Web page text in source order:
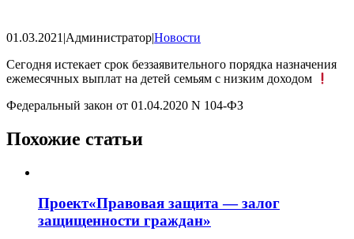
01.03.2021 |Администратор|Новости
Сегодня истекает срок беззаявительного порядка назначения
ежемесячных выплат на детей семьям с низким доходом
Федеральный закон от 01.04.2020 N 104-ФЗ
Похожие статьи
Проект«Правовая защита — залог
защищенности граждан»